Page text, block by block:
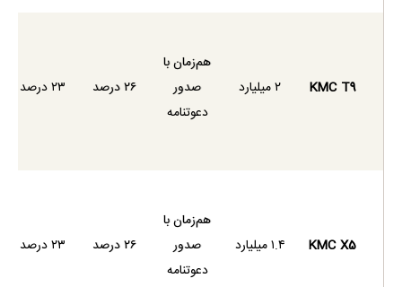
KMC T9 ۲ میلیارد
هم‌زمان با
صدور
دعوتنامه
۲۶ درصد ۲۳ درصد
KMC X5 ۱.۴ میلیارد
هم‌زمان با
صدور
دعوتنامه
۲۶ درصد ۲۳ درصد